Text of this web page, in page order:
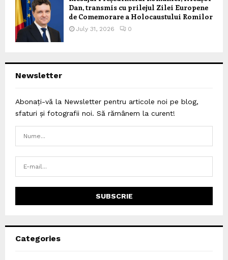
Dan, transmis cu prilejul Zilei Europene
de Comemorare a Holocaustului Romilor
July 31, 2026 0
Newsletter
Abonați-vă la Newsletter pentru articole noi pe blog,
sfaturi și fotografii noi. Să rămânem la curent!
Categories